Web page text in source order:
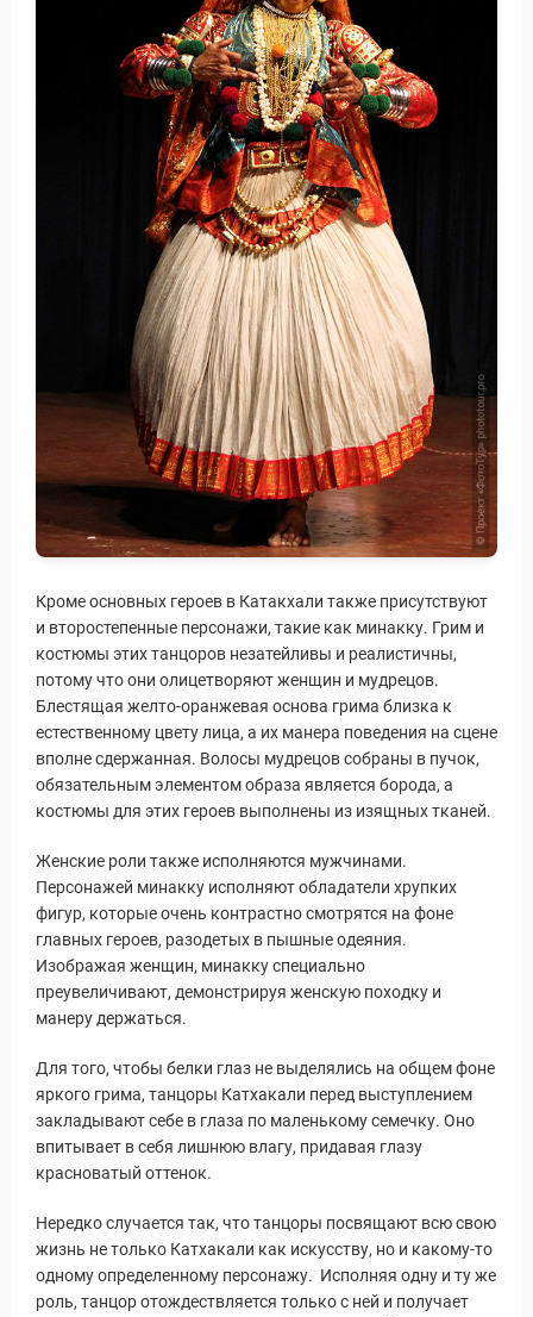
Виза в Индию
Кроме основных героев в Катакхали также присутствуют
и второстепенные персонажи, такие как минакку. Грим и
костюмы этих танцоров незатейливы и реалистичны,
потому что они олицетворяют женщин и мудрецов.
Блестящая желто-оранжевая основа грима близка к
естественному цвету лица, а их манера поведения на сцене
вполне сдержанная. Волосы мудрецов собраны в пучок,
обязательным элементом образа является борода, а
костюмы для этих героев выполнены из изящных тканей.
Женские роли также исполняются мужчинами.
Персонажей минакку исполняют обладатели хрупких
фигур, которые очень контрастно смотрятся на фоне
главных героев, разодетых в пышные одеяния.
Изображая женщин, минакку специально
преувеличивают, демонстрируя женскую походку и
манеру держаться.
Для того, чтобы белки глаз не выделялись на общем фоне
яркого грима, танцоры Катхакали перед выступлением
закладывают себе в глаза по маленькому семечку. Оно
впитывает в себя лишнюю влагу, придавая глазу
красноватый оттенок.
Нередко случается так, что танцоры посвящают всю свою
жизнь не только Катхакали как искусству, но и какому-то
одному определенному персонажу. Исполняя одну и ту же
роль, танцор отождествляется только с ней и получает